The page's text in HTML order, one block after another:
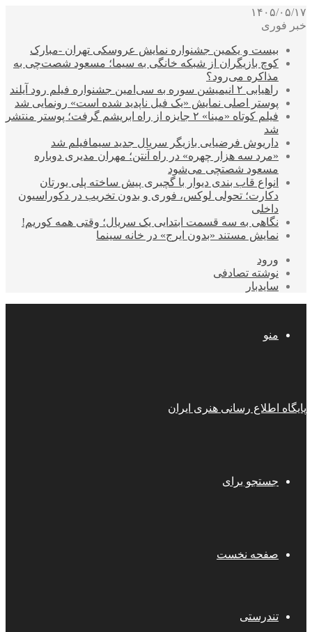
۱۴۰۵/۰۵/۱۷
خبر فوری
بیست و یکمین جشنواره نمایش عروسکی تهران -مبارک
کوچ بازیگران از شبکه خانگی به سیما؛ مسعود شصت‌چی به
مذاکره می‌رود؟
راهیابی ۲ انیمیشن سوره به سی‌امین جشنواره فیلم رود آیلند
پوستر اصلی نمایش «یک فیل ناپدید شده است» رونمایی شد
فیلم کوتاه «مینا» ۲ جایزه از راه ابریشم گرفت؛ پوستر منتشر
شد
داریوش فرضیایی بازیگر سریال جدید سیمافیلم شد
«مرد سه هزار چهره» در راه آنتن؛ مهران مدیری دوباره
مسعود شصتچی می‌شود
انواع قاب بندی دیوار با گچبری پیش ساخته پلی یورتان
دکارت؛ تحولی لوکس، فوری و بدون تخریب در دکوراسیون
داخلی
نگاهی به سه قسمت ابتدایی یک سریال؛ وقتی همه کوریم!
نمایش مستند «بدون ایرج» در خانه سینما
ورود
نوشته تصادفی
سایدبار
منو
پایگاه اطلاع رسانی هنری ایران
جستجو برای
صفحه نخست
تندرستی